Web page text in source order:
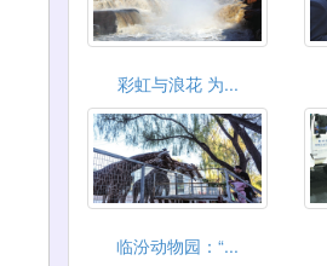
彩虹与浪花 为...
临汾动物园：“...